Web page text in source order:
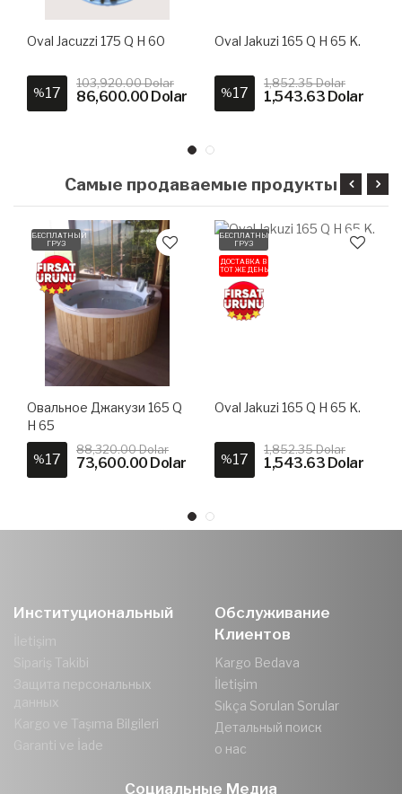
Oval Jacuzzi 175 Q H 60
%17
103,920.00 Dolar
86,600.00 Dolar
Oval Jakuzi 165 Q H 65 K.
%17
1,852.35 Dolar
1,543.63 Dolar
Самые продаваемые продукты
БЕСПЛАТНЫЙ
ГРУЗ
Овальное Джакузи 165 Q
H 65
%17
88,320.00 Dolar
73,600.00 Dolar
БЕСПЛАТНЫЙ
ГРУЗ
ДОСТАВКА В
ТОТ ЖЕ ДЕНЬ
Oval Jakuzi 165 Q H 65 K.
%17
1,852.35 Dolar
1,543.63 Dolar
Институциональный
İletişim
Sipariş Takibi
Защита персональных
данных
Kargo ve Taşıma Bilgileri
Garanti ve İade
Обслуживание
Клиентов
Kargo Bedava
İletişim
Sıkça Sorulan Sorular
Детальный поиск
о нас
Социальные Медиа